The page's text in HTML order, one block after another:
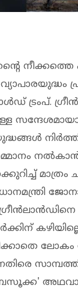
ട്രംപ്.
നല്‍കാന്‍
മാത്രം